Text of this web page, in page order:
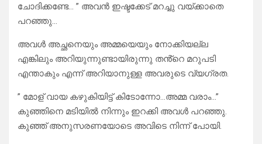
ചോദിക്കണ്ടേ… ” അവൻ ഇഷ്ടക്കേട് മറച്ചു വയ്ക്കാതെ
പറഞ്ഞു…
അവൾ അച്ഛനെയും അമ്മയെയും നോക്കിയല്ല
എങ്കിലും അറിയുന്നുണ്ടായിരുന്നു തൻ്റെ മറുപടി
എന്താകും എന്ന് അറിയാനുള്ള അവരുടെ വ്യഗ്രത.
” മോള് വായ കഴുകിയിട്ട് കിടോന്നോ…അമ്മ വരാം…”
കുഞ്ഞിനെ മടിയിൽ നിന്നും ഇറക്കി അവൾ പറഞ്ഞു.
കുഞ്ഞ് അനുസരണയോടെ അവിടെ നിന്ന് പോയി.